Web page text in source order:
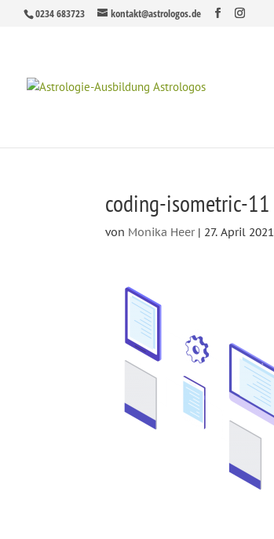
0234 683723 kontakt@astrologos.de
coding-isometric-11
von Monika Heer| 27. April 2021